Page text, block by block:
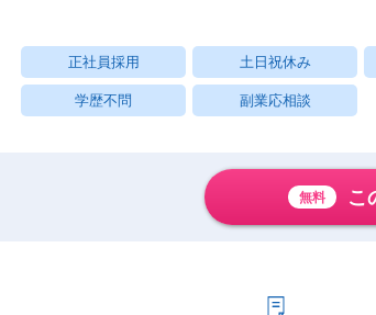
正社員採用 土日祝休み
学歴不問 副業応相談
無料 こ